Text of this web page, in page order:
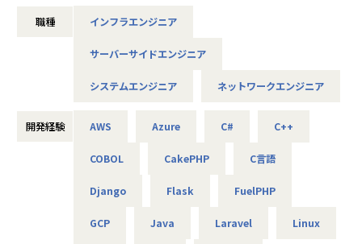
月一で面談を行ってくれるため、やりたいことや自分の頑張
アルテニアの良さです。
＜入社4年目 エンジニア＞
としての方針に
相違が出てきてしまったため転職しました。
エンジニアとして働きつつ、現場の人の関係を元に販路を広
できるようになりました。ソフトウェアの設計や製造の経験
しかなかったため、
エンジニアとしてこの様な活躍の仕方もあるのかと実感しま
用・改善 --
使用機器：Cisco、FortiGate、Palo Alto、F5 BIG-IP など
主な業務：要件整理、検証、リリース計画の策定
主な業務：ポリシー改善、ログ分析、運用改善提案
■プライバシーマーク認定（認定番号：1082
5290）
■健康経営優良法人2025（中小規模法人部
■健康優良企業認定証 銀の認定（認定期間：
それは技術力だけではなく、人を大切にすること、より豊か
社会やお客様だけでなくパートナーや社員も幸せでいるこ
これがアルテニアの企業理念の根幹となります。
この度、事業の拡大に伴って新たなメンバーを募集しており
技術力だけでなく、人を思いやる姿勢を大切にしながら、
共に成長できる方を歓迎します！
職種 インフラエンジニア
サーバーサイドエンジニア
システムエンジニア ネットワークエンジニア
開発経験 AWS Azure C# C++
COBOL CakePHP C言語
Django Flask FuelPHP
GCP Java Laravel Linux